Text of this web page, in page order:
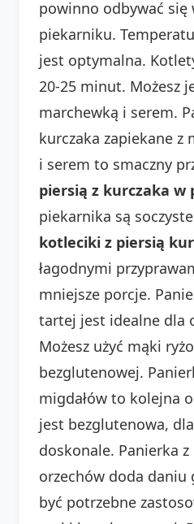
powinno odbywać się
piekarniku.
jest optymalna.
20-25 minut. Możesz
marchewką i serem.
kurczaka zapiekane z
i serem to smaczny
piersią z kurczaka w
piekarnika są
kotleciki z piersią
łagodnymi
mniejsze porcje.
tartej jest idealne dla
Możesz użyć mąki
bezglutenowej.
migdałów to kolejna
jest bezglutenowa,
doskonale. Panierka
orzechów doda daniu
być potrzebne